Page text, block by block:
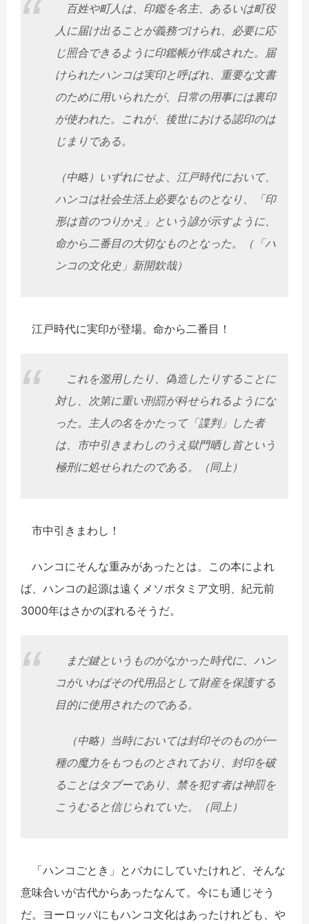
百姓や町人は、印鑑を名主、あるいは町役
人に届け出ることが義務づけられ、必要に応
じ照合できるように印鑑帳が作成された。届
けられたハンコは実印と呼ばれ、重要な文書
のために用いられたが、日常の用事には裏印
が使われた。これが、後世における認印のは
じまりである。
（中略）いずれにせよ、江戸時代において、
ハンコは社会生活上必要なものとなり、「印
形は首のつりかえ」という諺が示すように、
命から二番目の大切なものとなった。（「ハ
ンコの文化史」新開欽哉）
江戸時代に実印が登場。命から二番目！
これを濫用したり、偽造したりすることに
対し、次第に重い刑罰が科せられるようにな
った。主人の名をかたって「諜判」した者
は、市中引きまわしのうえ獄門晒し首という
極刑に処せられたのである。（同上）
市中引きまわし！
ハンコにそんな重みがあったとは。この本によれ
ば、ハンコの起源は遠くメソポタミア文明、紀元前
3000年はさかのぼれるそうだ。
まだ鍵というものがなかった時代に、ハン
コがいわばその代用品として財産を保護する
目的に使用されたのである。
（中略）当時においては封印そのものが一
種の魔力をもつものとされており、封印を破
ることはタブーであり、禁を犯す者は神罰を
こうむると信じられていた。（同上）
「ハンコごとき」とバカにしていたけれど、そんな
意味合いが古代からあったなんて。今にも通じそう
だ。ヨーロッパにもハンコ文化はあったけれども、や